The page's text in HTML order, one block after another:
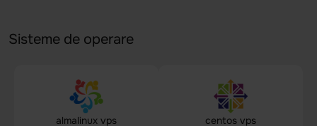
Sisteme de operare
almalinux vps centos vps